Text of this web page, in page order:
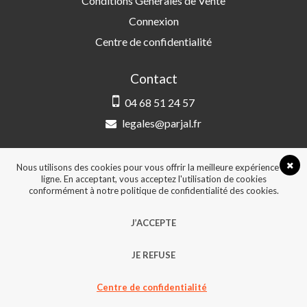
Connexion
Centre de confidentialité
Contact
04 68 51 24 57
legales@parjal.fr
3 Rue Saint-Amand, 66000 Perpignan
© 2026, Tous droits réservés - Design &
Nous utilisons des cookies pour vous offrir la meilleure expérience en
ligne. En acceptant, vous acceptez l'utilisation de cookies
conformément à notre politique de confidentialité des cookies.
J’ACCEPTE
JE REFUSE
Centre de confidentialité